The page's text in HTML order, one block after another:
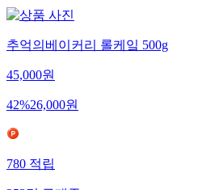
추억의베이커리 롤케잌 500g
45,000원
42%26,000원
780적립